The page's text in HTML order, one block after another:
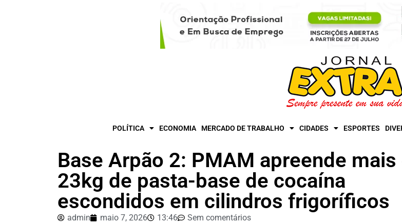
POLÍTICA ECONOMIA MERCADO DE TRABALHO CIDADES ESPORTES
Base Arpão 2: PMAM apreende mais
23kg de pasta-base de cocaína
escondidos em cilindros frigoríficos
admin maio 7, 2026 13:46 Sem comentários